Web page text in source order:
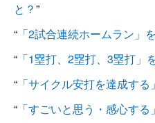
と？”
“ 「2試合連続ホームラン」
“ 「1塁打、2塁打、3塁打」
“ 「サイクル安打を達成す
“ 「すごいと思う・感心す